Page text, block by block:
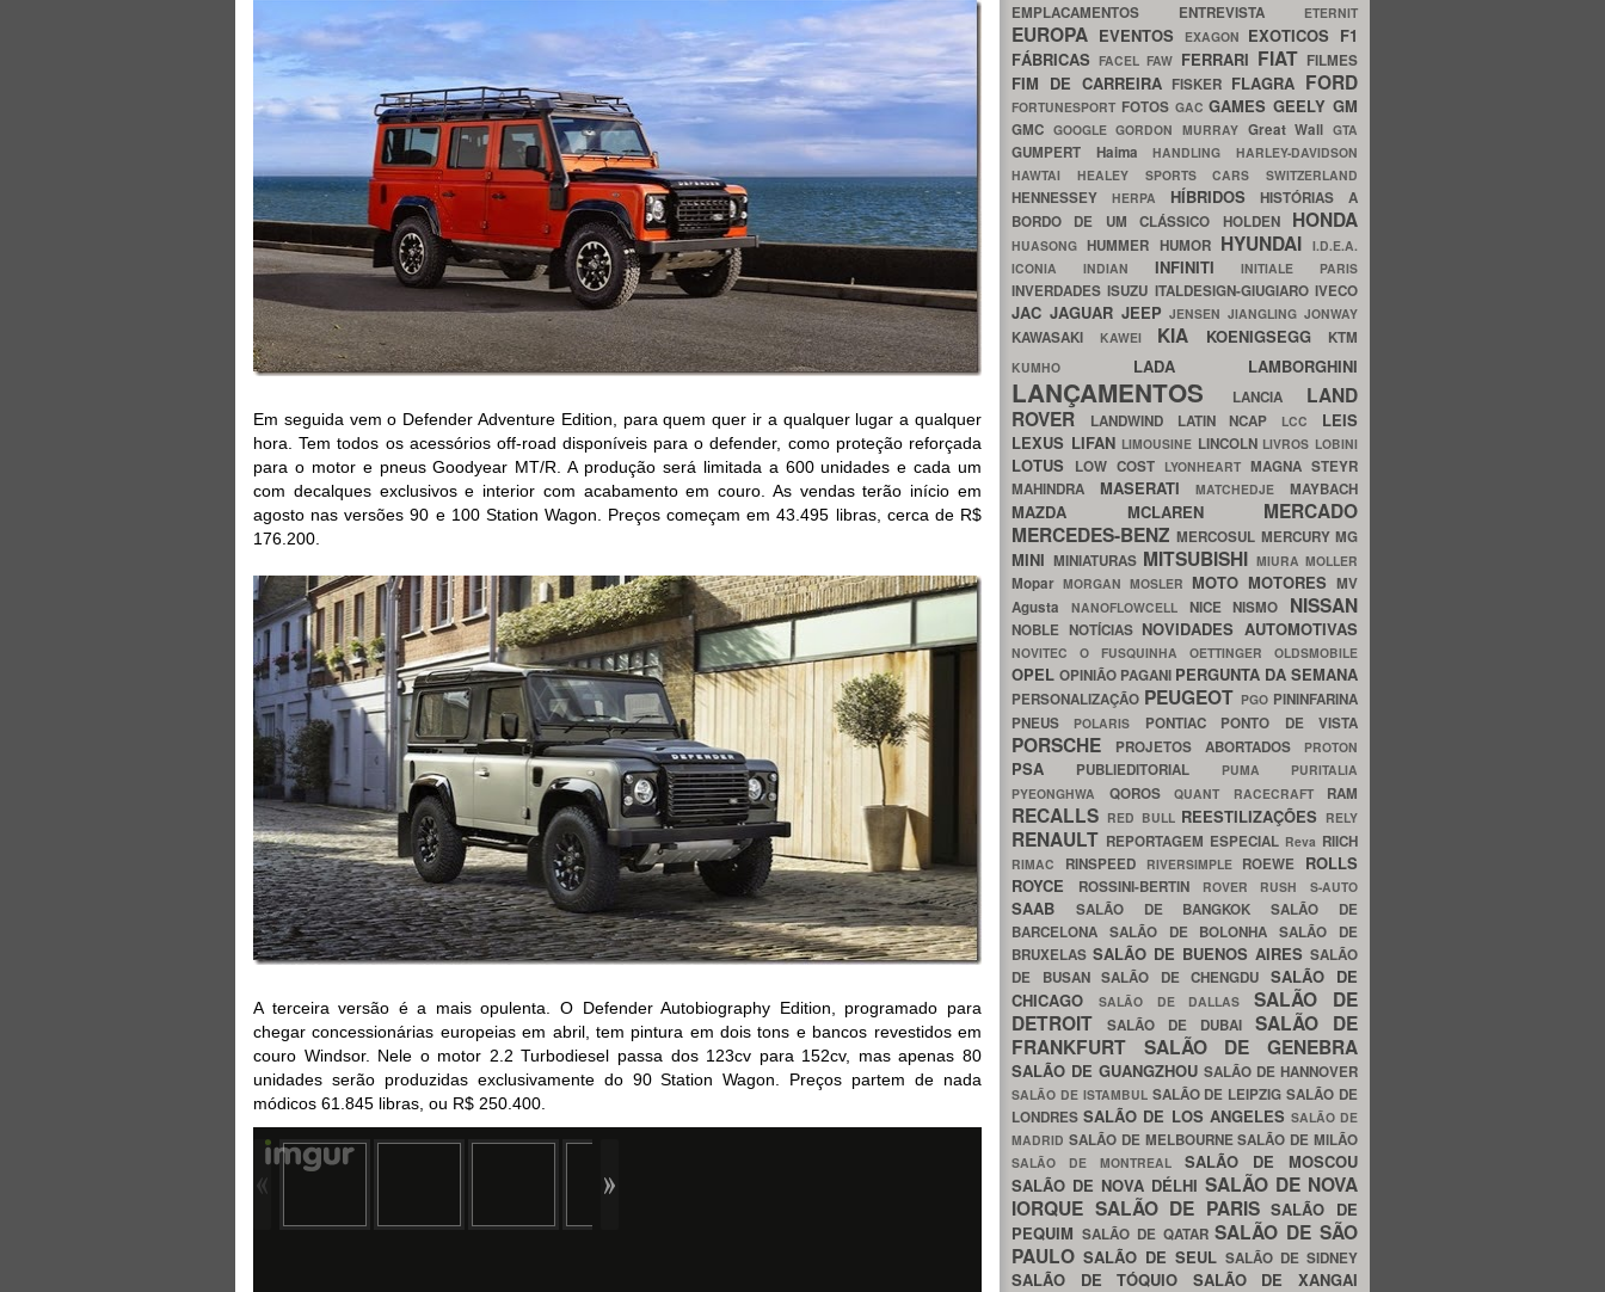
Em seguida vem o Defender Adventure Edition, para quem quer ir a qualquer lugar a qualquer
hora. Tem todos os acessórios off-road disponíveis para o defender, como proteção reforçada
para o motor e pneus Goodyear MT/R. A produção será limitada a 600 unidades e cada um
com decalques exclusivos e interior com acabamento em couro. As vendas terão início em
agosto nas versões 90 e 100 Station Wagon. Preços começam em 43.495 libras, cerca de R$
176.200.
A terceira versão é a mais opulenta. O Defender Autobiography Edition, programado para
chegar concessionárias europeias em abril, tem pintura em dois tons e bancos revestidos em
couro Windsor. Nele o motor 2.2 Turbodiesel passa dos 123cv para 152cv, mas apenas 80
unidades serão produzidas exclusivamente do 90 Station Wagon. Preços partem de nada
módicos 61.845 libras, ou R$ 250.400.
EMPLACAMENTOS ENTREVISTA ETERNIT
EUROPA EVENTOS EXAGON EXOTICOS F1
FÁBRICASFACELFAW FERRARI FIAT FILMES
FIM DE CARREIRA FISKER FLAGRA FORD
FORTUNESPORT FOTOS GACGAMESGEELYGM
GMC GOOGLEGORDON MURRAY Great WallGTA
GUMPERT HaimaHANDLINGHARLEY-DAVIDSON
HAWTAI HEALEY SPORTS CARS SWITZERLAND
HENNESSEY HERPA HÍBRIDOSHISTÓRIAS A
BORDO DE UM CLÁSSICO HOLDEN HONDA
HUASONGHUMMER HUMOR HYUNDAI I.D.E.A.
ICONIA INDIAN INFINITIINITIALE PARIS
INVERDADESISUZU ITALDESIGN-GIUGIAROIVECO
JAC JAGUAR JEEPJENSENJIANGLINGJONWAY
KAWASAKI KAWEI KIA KOENIGSEGG KTM
KUMHO LADA LAMBORGHINI
LANÇAMENTOS LANCIA LAND
ROVER
LANDWIND LATIN NCAP LCC LEIS
LEXUS LIFAN LIMOUSINE LINCOLN LIVROS LOBINI
LOTUS LOW COST LYONHEART MAGNA STEYR
MAHINDRA MASERATIMATCHEDJEMAYBACH
MAZDA MCLAREN MERCADO
MERCEDES-BENZMERCOSUL MERCURYMG
MINI MINIATURAS MITSUBISHI MIURA MOLLER
Mopar MORGAN MOSLER MOTO MOTORES MV
Agusta NANOFLOWCELL NICENISMO NISSAN
NOBLE NOTÍCIAS NOVIDADES AUTOMOTIVAS
NOVITEC O FUSQUINHA OETTINGER OLDSMOBILE
OPEL OPINIÃO PAGANI PERGUNTA DA SEMANA
PERSONALIZAÇÃO PEUGEOT PGO PININFARINA
PNEUS
POLARIS PONTIAC PONTO DE VISTA
PORSCHE PROJETOS ABORTADOS PROTON
PSA PUBLIEDITORIAL PUMA PURITALIA
PYEONGHWA QOROS QUANT RACECRAFT RAM
RECALLS RED BULL REESTILIZAÇÕES RELY
RENAULT REPORTAGEM ESPECIAL Reva RIICH
RIMAC RINSPEED RIVERSIMPLE ROEWE ROLLS
ROYCE
ROSSINI-BERTIN ROVER RUSH S-AUTO
SAAB SALÃO DE BANGKOKSALÃO DE
BARCELONA SALÃO DE BOLONHASALÃO DE
BRUXELAS SALÃO DE BUENOS AIRES SALÃO
DE BUSAN SALÃO DE CHENGDU SALÃO DE
CHICAGO
SALÃO DE DALLASSALÃO DE
DETROIT
SALÃO DE DUBAI SALÃO DE
FRANKFURT SALÃO DE GENEBRA
SALÃO DE GUANGZHOU SALÃO DE HANNOVER
SALÃO DE ISTAMBUL SALÃO DE LEIPZIGSALÃO DE
LONDRESSALÃO DE LOS ANGELES SALÃO DE
MADRID SALÃO DE MELBOURNESALÃO DE MILÃO
SALÃO DE MONTREAL SALÃO DE MOSCOU
SALÃO DE NOVA DÉLHI SALÃO DE NOVA
IORQUE SALÃO DE PARISSALÃO DE
PEQUIM SALÃO DE QATARSALÃO DE SÃO
PAULO SALÃO DE SEUL SALÃO DE SIDNEY
SALÃO DE TÓQUIO SALÃO DE XANGAI